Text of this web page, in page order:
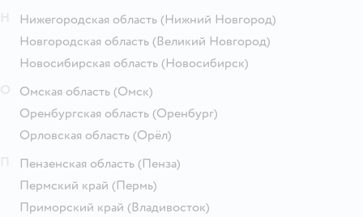
Нижегородская область (Нижний Новгород)
Новгородская область (Великий Новгород)
Новосибирская область (Новосибирск)
Омская область (Омск)
Оренбургская область (Оренбург)
Орловская область (Орёл)
Пензенская область (Пенза)
Пермский край (Пермь)
Приморский край (Владивосток)